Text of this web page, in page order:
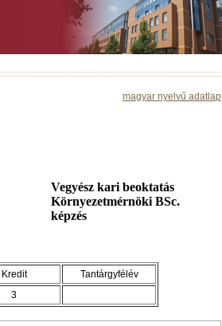
magyar nyelvű adatlap
Vegyész kari beoktatás
Környezetmérnöki BSc.
képzés
Kredit
Tantárgyfélév
3